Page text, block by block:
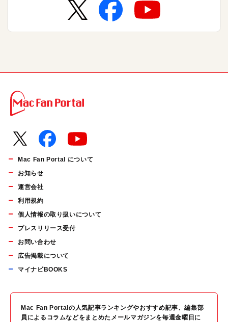
Mac Fan Portal について
お知らせ
運営会社
利用規約
個人情報の取り扱いについて
プレスリリース受付
お問い合わせ
広告掲載について
マイナビBOOKS
Mac Fan Portalの人気記事ランキングやおすすめ記事、編集部
員によるコラムなどをまとめたメールマガジンを毎週金曜日に